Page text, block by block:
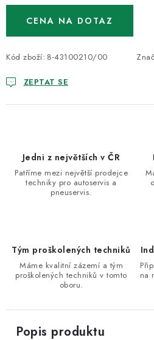
CENA NA DOTAZ
Kód zboží: 8-43100210/00
ZEPTAT SE
Jedni z největších v ČR
Patříme mezi největší prodejce
techniky pro autoservis a
pneuservis.
Tým proškolených techniků
Máme kvalitní zázemí a tým
proškolených techniků v tomto
oboru.
na
Popis produktu